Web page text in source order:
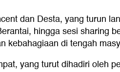
dan Desta, yang turun
hingga sesi sharing
kebahagiaan di tengah
yang turut dihadiri oleh